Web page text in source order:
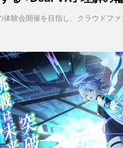
始
体験会開催を目指し、クラウドフ